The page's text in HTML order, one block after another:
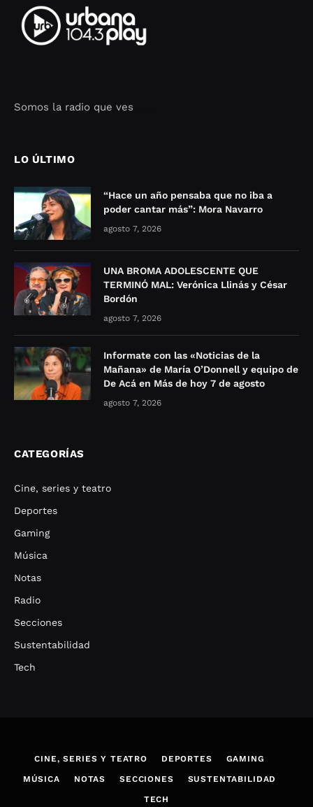
Somos la radio que ves
LO ÚLTIMO
“Hace un año pensaba que no iba a
poder cantar más”: Mora Navarro
agosto 7, 2026
UNA BROMA ADOLESCENTE QUE
TERMINÓ MAL: Verónica Llinás y César
Bordón
agosto 7, 2026
Informate con las «Noticias de la
Mañana» de María O’Donnell y equipo de
De Acá en Más de hoy 7 de agosto
agosto 7, 2026
CATEGORÍAS
Cine, series y teatro
Deportes
Gaming
Música
Notas
Radio
Secciones
Sustentabilidad
Tech
CINE, SERIES Y TEATRO DEPORTES GAMING
MÚSICA NOTAS SECCIONES SUSTENTABILIDAD
TECH